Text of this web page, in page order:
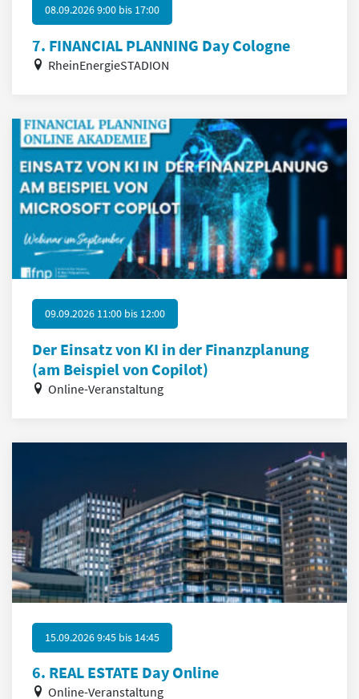
08.09.2026 9:00 bis 17:00
7. FINANCIAL PLANNING Day Cologne
RheinEnergieSTADION
09.09.2026 11:00 bis 12:00
Der Einsatz von KI in der Finanzplanung
(am Beispiel von Copilot)
Online-Veranstaltung
15.09.2026 9:45 bis 14:45
6. REAL ESTATE Day Online
Online-Veranstaltung